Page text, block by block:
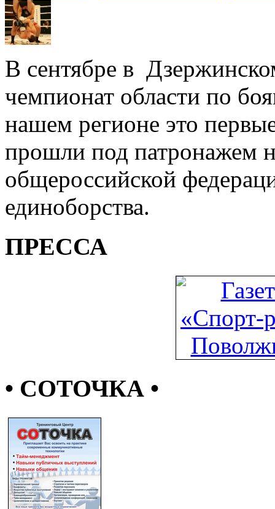
В сентябре в
чемпионат области по
нашем регионе это
прошли под патронажем
общероссийской
единоборства.
ПРЕССА
• СОТОЧКА •